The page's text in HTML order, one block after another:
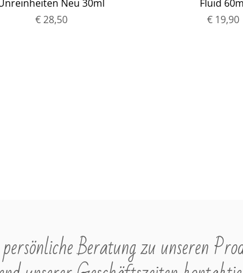
Neu 30ml
€ 28,50
Fluid
€ 19,90
P
P
Beratung zu unseren